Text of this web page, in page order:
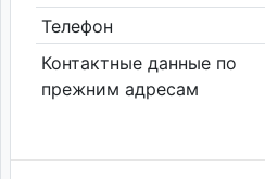
Телефон
Контактные данные по
прежним адресам